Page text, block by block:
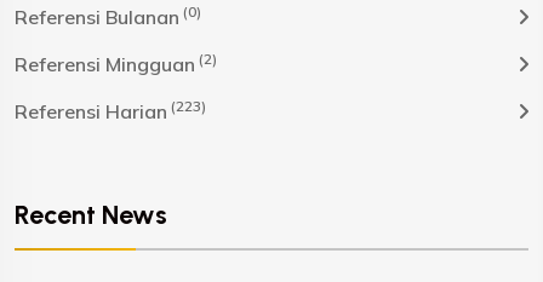
Referensi Bulanan (0)
Referensi Mingguan (2)
Referensi Harian (223)
Recent News